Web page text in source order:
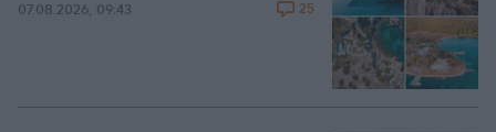
07.08.2026, 09:43 25